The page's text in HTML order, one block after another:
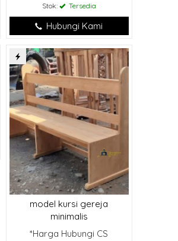
Stok: Tersedia
Hubungi Kami
model kursi gereja
minimalis
*Harga Hubungi CS